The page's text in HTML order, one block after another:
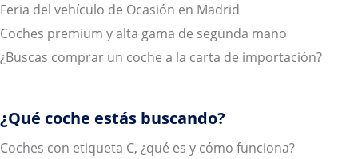
Feria del vehículo de Ocasión en Madrid
Coches premium y alta gama de segunda mano
¿Buscas comprar un coche a la carta de importación?
¿Qué coche estás buscando?
Coches con etiqueta C, ¿qué es y cómo funciona?